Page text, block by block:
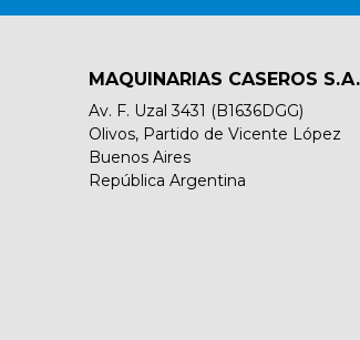
MAQUINARIAS CASEROS S.A.
Av. F. Uzal 3431 (B1636DGG)
Olivos, Partido de Vicente López
Buenos Aires
República Argentina